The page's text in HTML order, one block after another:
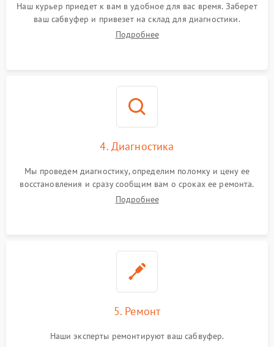
Наш курьер приедет к вам в удобное для вас время. Заберет
ваш сабвуфер и привезет на склад для диагностики.
Подробнее
4. Диагностика
Мы проведем диагностику, определим поломку и цену ее
восстановления и сразу сообщим вам о сроках ее ремонта.
Подробнее
5. Ремонт
Наши эксперты ремонтируют ваш сабвуфер.